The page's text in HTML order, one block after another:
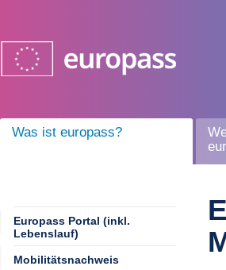
Was ist europass?
Europass Portal (inkl.
Lebenslauf)
Mobilitätsnachweis